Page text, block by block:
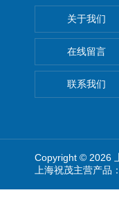
关于我们
在线留言
联系我们
Copyright © 2026
上海祝茂主营产